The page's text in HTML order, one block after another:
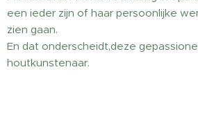
een ieder zijn of haar persoonlijke
zien gaan.
En dat onderscheidt,deze
houtkunstenaar.